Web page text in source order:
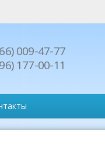
009-47-77
177-00-11